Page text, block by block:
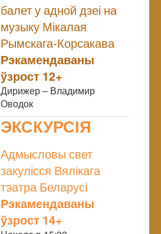
балет у адной дзеі на
музыку Мікалая
Рымскага-Корсакава
Рэкамендаваны
ўзрост 12+
Дирижер – Владимир
Оводок
ЭКСКУРСІЯ
Адмысловы свет
закулісся Вялікага
тэатра Беларусі
Рэкамендаваны
ўзрост 14+